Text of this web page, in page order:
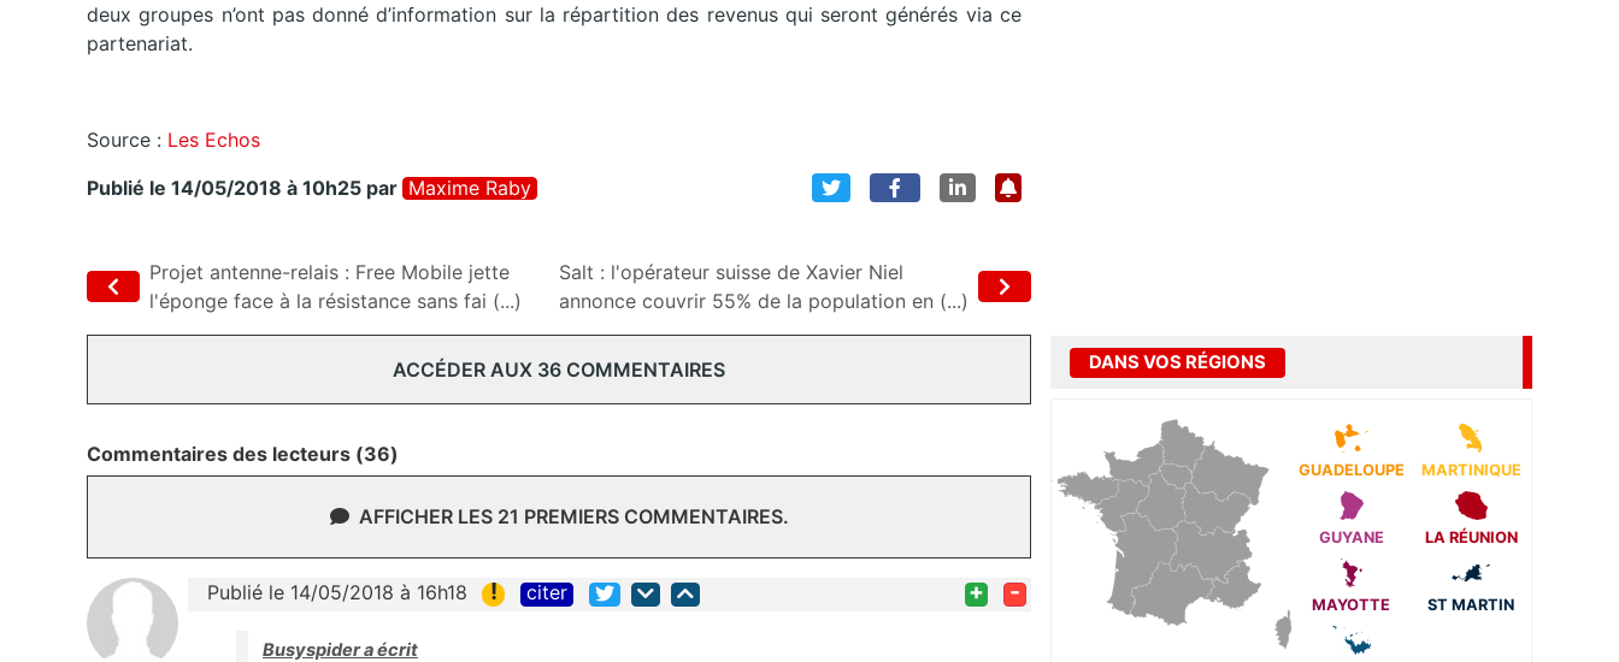
deux groupes n’ont pas donné d’information sur la répartition des revenus qui seront générés via ce
partenariat.
Source : Les Echos
Publié le 14/05/2018 à 10h25 par Maxime Raby
Projet antenne-relais : Free Mobile jette
l'éponge face à la résistance sans fai (...)
Salt : l'opérateur suisse de Xavier Niel
annonce couvrir 55% de la population en (...)
ACCÉDER AUX 36 COMMENTAIRES
Commentaires des lecteurs (36)
AFFICHER LES 21 PREMIERS COMMENTAIRES.
Publié le 14/05/2018 à 16h18 ! citer + -
Busyspider a écrit
DANS VOS RÉGIONS
GUADELOUPE MARTINIQUE
GUYANE LA RÉUNION
MAYOTTE ST MARTIN